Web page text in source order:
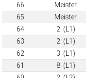
66
Meister
65
Meister
64
2. (L1)
63
2. (L1)
62
3. (L1)
61
8. (L1)